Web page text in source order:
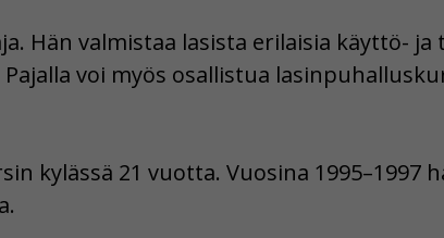
Hän valmistaa lasista erilaisia käyttö- ja
voi myös osallistua
kylässä 21 vuotta. Vuosina 1995–1997